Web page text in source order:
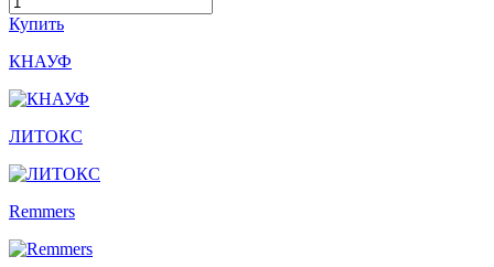
Купить
КНАУФ
ЛИТОКС
Remmers